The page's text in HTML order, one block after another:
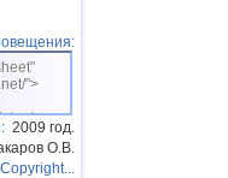
">
/></a>
2009 год.
О.В.